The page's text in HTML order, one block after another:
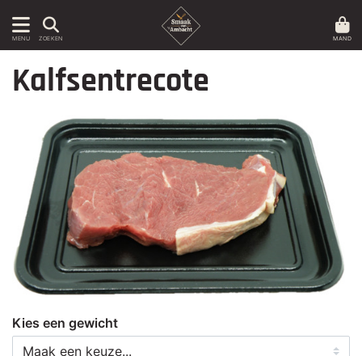
MENU ZOEKEN MAND
Kalfsentrecote
Kies een gewicht